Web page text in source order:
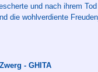
und nach ihrem
die wohlverdiente
- GHITA